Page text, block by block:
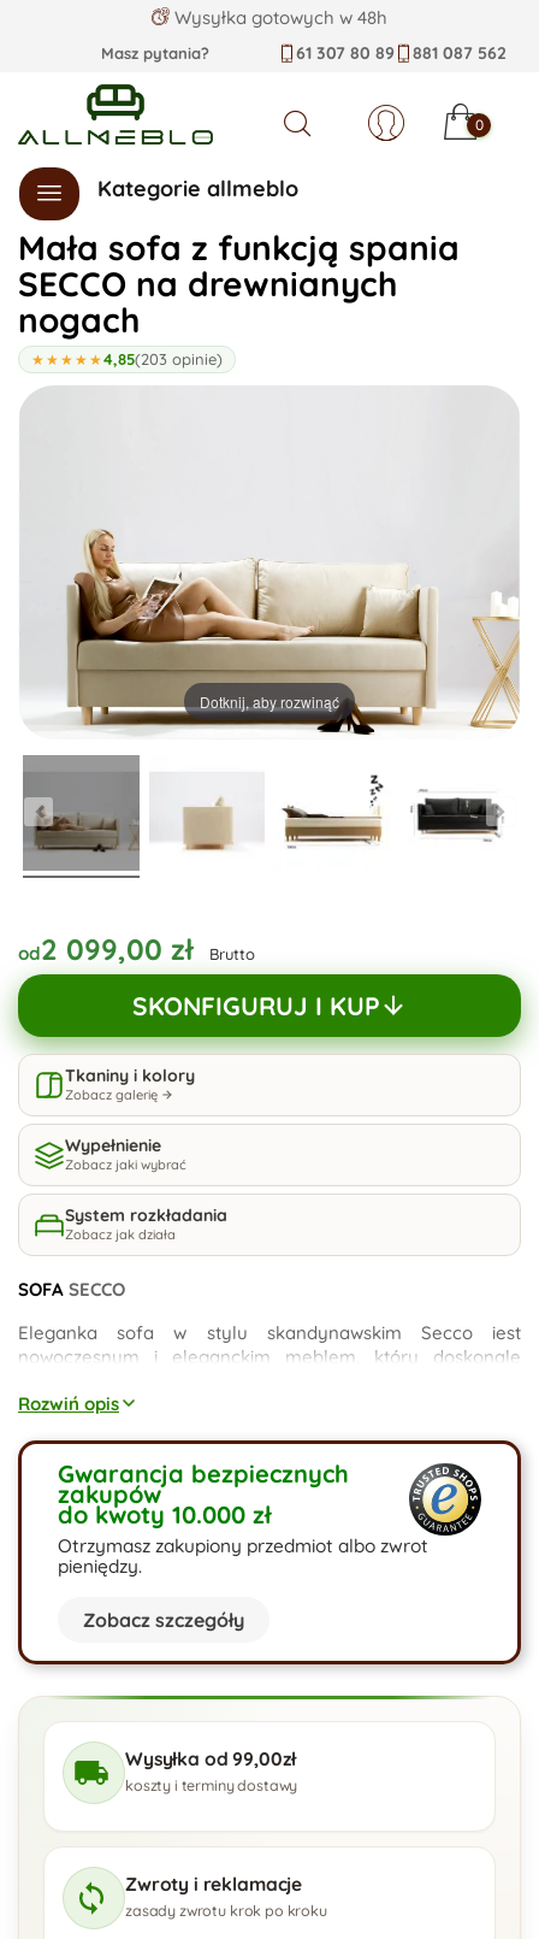
Wysyłka gotowych w 48h
Masz pytania? 61 307 80 89 881 087 562
Szukaj 0
Kategorie allmeblo
Mała sofa z funkcją spania
SECCO na drewnianych
nogach
★★★★★4,85(203 opinie)
Dotknij, aby rozwinąć
od2 099,00 zł Brutto
SKONFIGURUJ I KUP
Tkaniny i kolory
Zobacz galerię
Wypełnienie
Zobacz jaki wybrać
System rozkładania
Zobacz jak działa
SOFA SECCO
Eleganka sofa w stylu skandynawskim Secco iest
nowoczesnym i eleganckim meblem, który doskonale
pomieszczeniach. Wygodna i stabilna sofa została
zapewniają jej doskonałą wytrzymałość i stabilność. Mała
sofa Lima jest dostępna w szerokiej gamie kolorów i
wzorów, co pozwala dopasować ją do każdego stylu
wystroju. Jest łatwa w utrzymaniu czystości i może być
łatwo przenoszona z miejsca na miejsce. Jest to doskonały
wybór dla osób ceniących wygodę i funkcjonalność.
Rozwiń opis
Gwarancja bezpiecznych
zakupów
do kwoty 10.000 zł
Otrzymasz zakupiony przedmiot albo zwrot
pieniędzy.
Zobacz szczegóły
Wysyłka od 99,00zł
koszty i terminy dostawy
Zwroty i reklamacje
zasady zwrotu krok po kroku